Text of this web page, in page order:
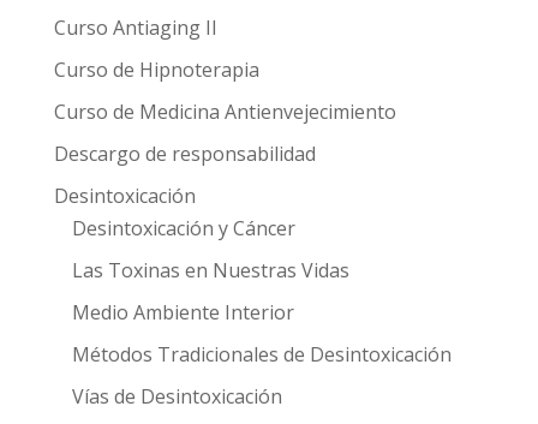
Curso Antiaging II
Curso de Hipnoterapia
Curso de Medicina Antienvejecimiento
Descargo de responsabilidad
Desintoxicación
Desintoxicación y Cáncer
Las Toxinas en Nuestras Vidas
Medio Ambiente Interior
Métodos Tradicionales de Desintoxicación
Vías de Desintoxicación